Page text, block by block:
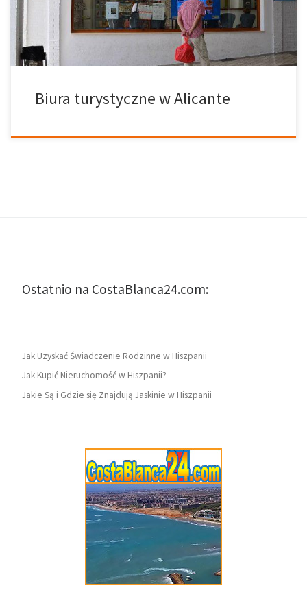
Tel: +34 965 125 633 e-mail: turismo@alicanteturismo.com strona
www: http://www.alicanteturismo.com Del 1 de […]
Biura turystyczne w Alicante
Ostatnio na CostaBlanca24.com:
Jak Uzyskać Świadczenie Rodzinne w Hiszpanii
Jak Kupić Nieruchomość w Hiszpanii?
Jakie Są i Gdzie się Znajdują Jaskinie w Hiszpanii